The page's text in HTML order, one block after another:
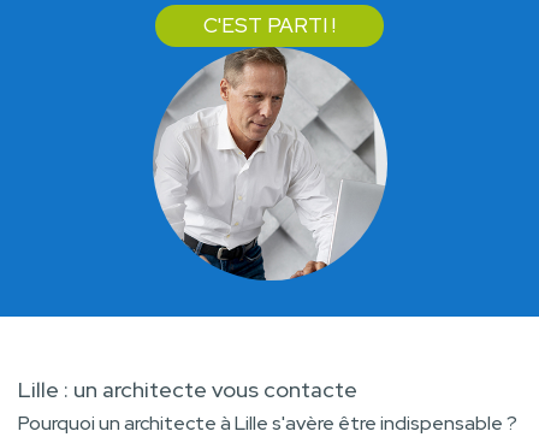
C'EST PARTI !
Lille : un architecte vous contacte
Pourquoi un architecte à Lille s'avère être indispensable ?